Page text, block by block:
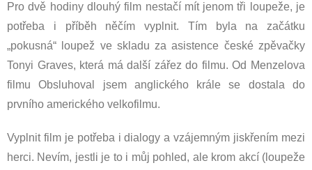
Pro dvě hodiny dlouhý film nestačí mít jenom tři loupeže, je
potřeba i příběh něčím vyplnit. Tím byla na začátku
„pokusná“ loupež ve skladu za asistence české zpěvačky
Tonyi Graves, která má další zářez do filmu. Od Menzelova
filmu Obsluhoval jsem anglického krále se dostala do
prvního amerického velkofilmu.
Vyplnit film je potřeba i dialogy a vzájemným jiskřením mezi
herci. Nevím, jestli je to i můj pohled, ale krom akcí (loupeže